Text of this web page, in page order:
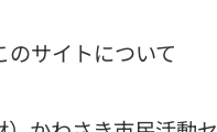
のサイトについて